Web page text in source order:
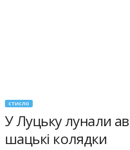
СТИСЛО
У Луцьку лунали
шацькі колядки